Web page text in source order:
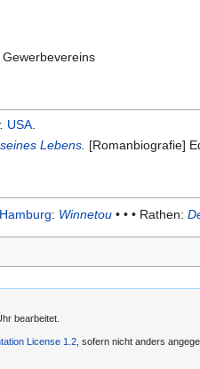
Gewerbevereins
USA
Lebens. [Romanbiografie]
Hamburg: Winnetou • • • Rathen:
bearbeitet.
License 1.2 , sofern nicht anders